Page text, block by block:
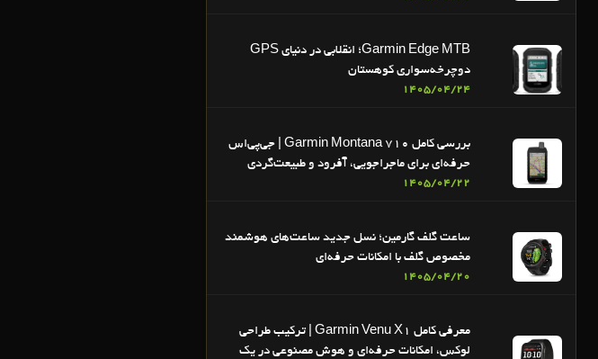
Garmin Edge MTB؛ انقلابی در دنیای GPS
دوچرخه‌سواری کوهستان
1405/04/24
بررسی کامل Garmin Montana 710 | جی‌پی‌اس
حرفه‌ای برای ماجراجویی، آفرود و طبیعت‌گردی
1405/04/22
ساعت گلف گارمین؛ نسل جدید ساعت‌های هوشمند
مخصوص گلف با امکانات حرفه‌ای
1405/04/20
معرفی کامل Garmin Venu X1 | ترکیب طراحی
لوکس، امکانات حرفه‌ای و هوش مصنوعی در یک